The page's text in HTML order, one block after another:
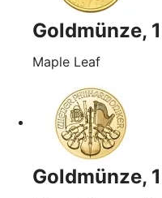
Goldmünze,
Maple Leaf
Goldmünze,